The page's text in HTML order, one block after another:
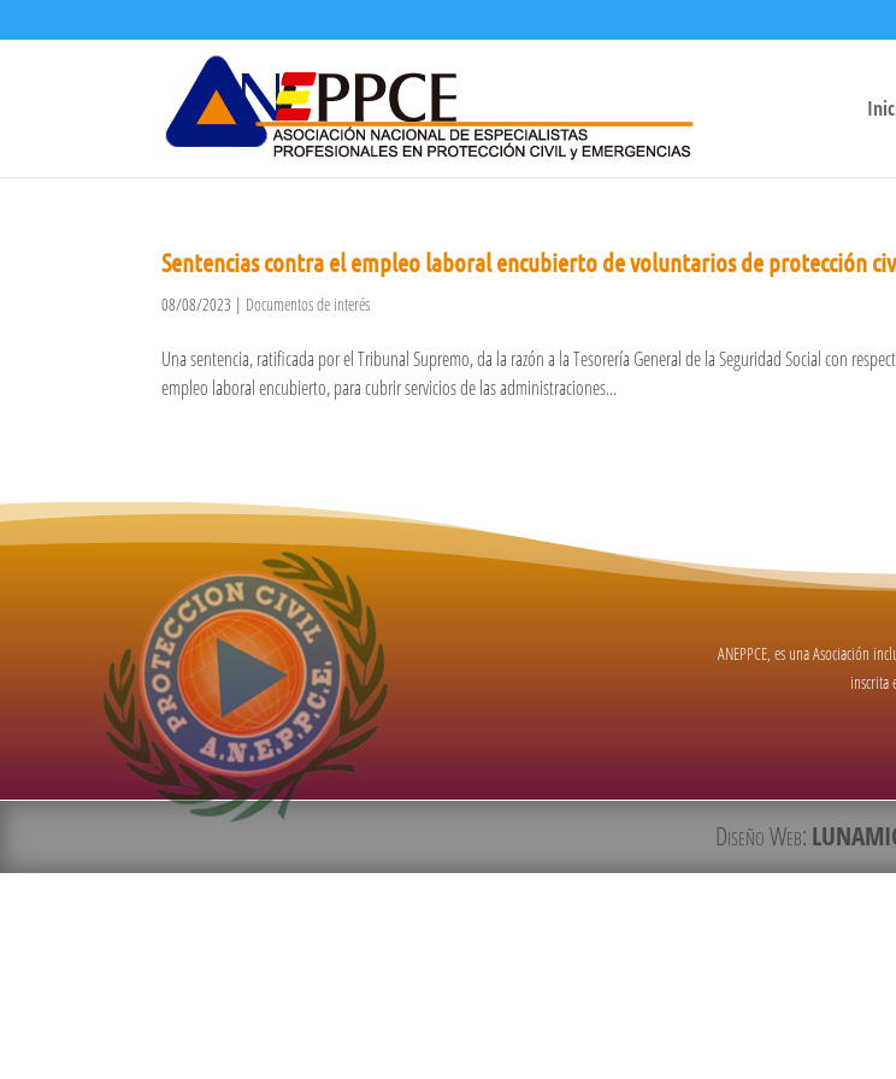
Sentencias contra el empleo laboral encubierto de voluntarios de protección
08/08/2023 | Documentos de interés
Una sentencia, ratificada por el Tribunal Supremo, da la razón a la Tesorería General de la Seguridad Social con
empleo laboral encubierto, para cubrir servicios de las administraciones...
ANEPPCE, es una Asociación
inscrita
Diseño Web: